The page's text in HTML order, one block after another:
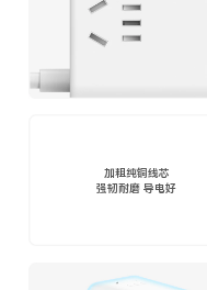
加粗纯铜线芯
强韧耐磨 导电好